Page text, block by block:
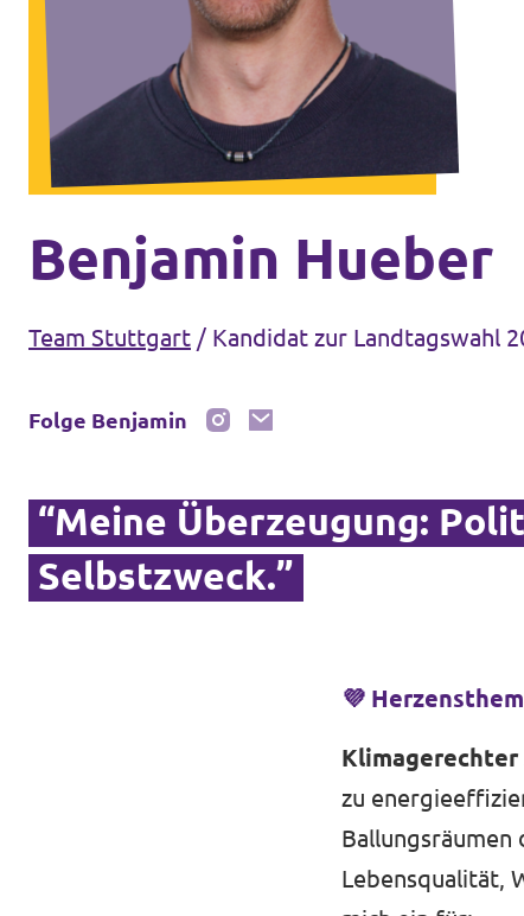
Unsere Events
Mache bei uns mit!
Deine Spende für Volt!
Unsere Teams in BW
Transparenz
Benjamin Hueber
Team Stuttgart / Kandidat zur Landtagswahl
Folge Benjamin
“Meine Überzeugung:
Selbstzweck.”
💜
zu
Ballungsräumen
Lebensqualität,